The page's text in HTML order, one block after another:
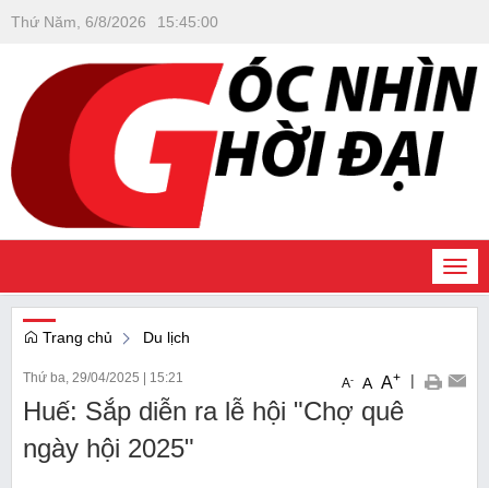
Thứ Năm, 6/8/2026 15:45:01
Trang chủ Du lịch
Thứ ba, 29/04/2025 15:21 A- A A+ |
Huế: Sắp diễn ra lễ hội "Chợ quê
ngày hội 2025"